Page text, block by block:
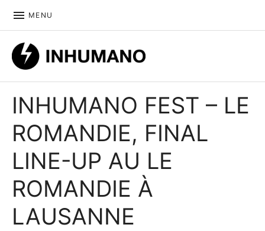
MENU
INHUMANO FEST – LE
ROMANDIE, FINAL
LINE-UP AU LE
ROMANDIE À
LAUSANNE